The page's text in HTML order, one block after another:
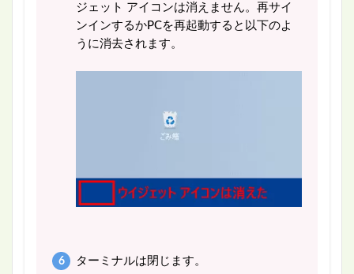
ジェット アイコンは消えません。再サイ
ンインするかPCを再起動すると以下のよ
うに消去されます。
ターミナルは閉じます。